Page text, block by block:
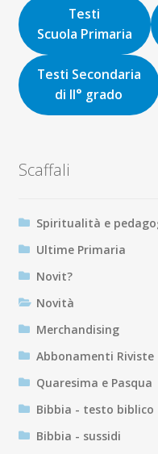
Testi
Scuola Primaria
Testi Secondaria
di II° grado
Scaffali
Spiritualità e
Ultime Primaria
Novit?
Novità
Merchandising
Abbonamenti Riviste
Quaresima e Pasqua
Bibbia - testo biblico
Bibbia - sussidi